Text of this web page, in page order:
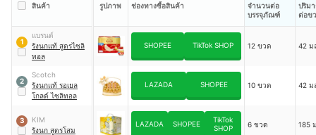
สินค้า รูปภาพ ช่องทางซื้อสินค้า
จำนวนต่อ
บรรจุภัณฑ์
ปริม
ต่อข
1
แบรนด์
รังนกแท้ สูตรไซลิ
ทอล
SHOPEE TikTok SHOP 12 ขวด 42 ม
2
Scotch
รังนกแท้ รอเยล
โกลด์ ไซลิทอล
LAZADA SHOPEE 10 ขวด 42 ม
3
KIM
รังนก สูตรโสม
LAZADA SHOPEE
TikTok
SHOP
6 ขวด 185